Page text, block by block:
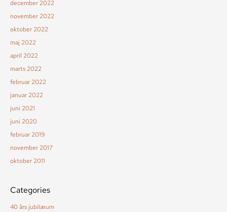
december 2022
november 2022
oktober 2022
maj 2022
april 2022
marts 2022
februar 2022
januar 2022
juni 2021
juni 2020
februar 2019
november 2017
oktober 2011
Categories
40 års jubilæum